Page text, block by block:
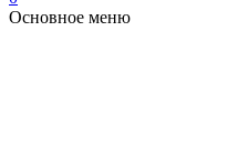
Основное меню